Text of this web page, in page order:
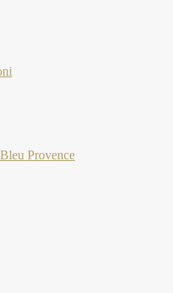
Bleu Provence